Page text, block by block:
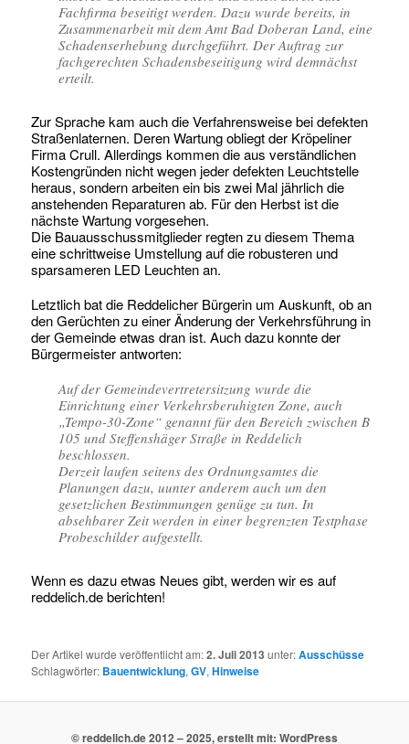
Fachfirma beseitigt werden. Dazu wurde bereits, in
Zusammenarbeit mit dem Amt Bad Doberan Land, eine
Schadenserhebung durchgeführt. Der Auftrag zur
fachgerechten Schadensbeseitigung wird demnächst
erteilt.
Zur Sprache kam auch die Verfahrensweise bei defekten
Straßenlaternen. Deren Wartung obliegt der Kröpeliner
Firma Crull. Allerdings kommen die aus verständlichen
Kostengründen nicht wegen jeder defekten Leuchtstelle
heraus, sondern arbeiten ein bis zwei Mal jährlich die
anstehenden Reparaturen ab. Für den Herbst ist die
nächste Wartung vorgesehen.
Die Bauausschussmitglieder regten zu diesem Thema
eine schrittweise Umstellung auf die robusteren und
sparsameren LED Leuchten an.
Letztlich bat die Reddelicher Bürgerin um Auskunft, ob an
den Gerüchten zu einer Änderung der Verkehrsführung in
der Gemeinde etwas dran ist. Auch dazu konnte der
Bürgermeister antworten:
Auf der Gemeindevertretersitzung wurde die
Einrichtung einer Verkehrsberuhigten Zone, auch
„Tempo-30-Zone“ genannt für den Bereich zwischen B
105 und Steffenshäger Straße in Reddelich
beschlossen.
Derzeit laufen seitens des Ordnungsamtes die
Planungen dazu, uunter anderem auch um den
gesetzlichen Bestimmungen genüge zu tun. In
absehbarer Zeit werden in einer begrenzten Testphase
Probeschilder aufgestellt.
Wenn es dazu etwas Neues gibt, werden wir es auf
reddelich.de berichten!
Der Artikel wurde veröffentlicht am:2. Juli 2013 unter:Ausschüsse
Schlagwörter: Bauentwicklung,GV,Hinweise
© reddelich.de 2012 – 2025, erstellt mit: WordPress